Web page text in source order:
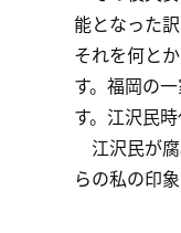
能となった
それを何と
す。福岡の
す。江沢民
江沢民が
らの私の印象